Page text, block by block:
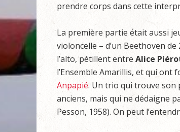
prendre corps dans cette
La première partie était aussi
violoncelle – d’un Beethoven
l’alto, pétillent entre Alice
l’Ensemble Amarillis, et qui ont
Anpapié. Un trio qui trouve son
anciens, mais qui ne dédaigne
Pesson, 1958). On peut